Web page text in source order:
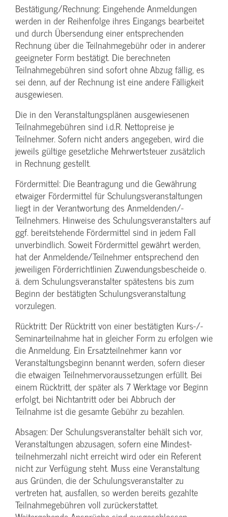
Bestätigung­/Rechnung: Eingehende Anmeldungen
werden in der Reihenfolge ihres Eingangs bearbeitet
und durch Übersendung einer entsprechenden
Rechnung über die Teilnahmegebühr oder in anderer
geeigneter Form bestätigt. Die berechneten
Teilnahmegebühren sind sofort ohne Abzug fällig, es
sei denn, auf der Rechnung ist eine andere Fälligkeit
ausgewiesen.
Die in den Veranstaltungsplänen ausgewiesenen
Teilnahmegebühren sind i.d.R. Nettopreise je
Teilnehmer. Sofern nicht anders angegeben, wird die
jeweils gültige gesetzliche Mehrwertsteuer zusätzlich
in Rechnung gestellt.
Fördermittel: Die Beantragung und die Gewährung
etwaiger Fördermittel für Schulungs­veranstaltungen
liegt in der Verantwortung des Anmeldenden/­
Teilnehmers. Hinweise des Schulungs­veranstalters auf
ggf. bereitstehende Fördermittel sind in jedem Fall
unverbindlich. Soweit Fördermittel gewährt werden,
hat der Anmeldende/­Teilnehmer entsprechend den
jeweiligen Förderrichtlinien Zuwendungs­bescheide o.
ä. dem Schulungs­veranstalter spätestens bis zum
Beginn der bestätigten Schulungs­veranstaltung
vorzulegen.
Rücktritt: Der Rücktritt von einer bestätigten Kurs-/­
Seminarteilnahme hat in gleicher Form zu erfolgen wie
die Anmeldung. Ein Ersatzteilnehmer kann vor
Veranstaltungs­beginn benannt werden, sofern dieser
die etwaigen Teilnehmer­voraussetzungen erfüllt. Bei
einem Rücktritt, der später als 7 Werktage vor Beginn
erfolgt, bei Nichtantritt oder bei Abbruch der
Teilnahme ist die gesamte Gebühr zu bezahlen.
Absagen: Der Schulungs­veranstalter behält sich vor,
Veranstaltungen abzusagen, sofern eine Mindest­
teilnehmerzahl nicht erreicht wird oder ein Referent
nicht zur Verfügung steht. Muss eine Veranstaltung
aus Gründen, die der Schulungs­veranstalter zu
vertreten hat, ausfallen, so werden bereits gezahlte
Teilnahme­gebühren voll zurückerstattet.